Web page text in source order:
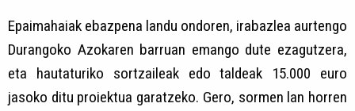
Epaimahaiak ebazpena landu ondoren, irabazlea aurtengo
Durangoko Azokaren barruan emango dute ezagutzera,
eta hautaturiko sortzaileak edo taldeak 15.000 euro
jasoko ditu proiektua garatzeko. Gero, sormen lan horren